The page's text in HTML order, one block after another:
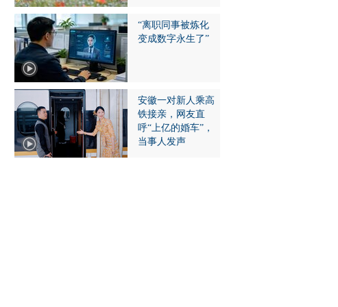
“离职同事被炼化
变成数字永生了”
安徽一对新人乘高
铁接亲，网友直
呼“上亿的婚车”，
当事人发声